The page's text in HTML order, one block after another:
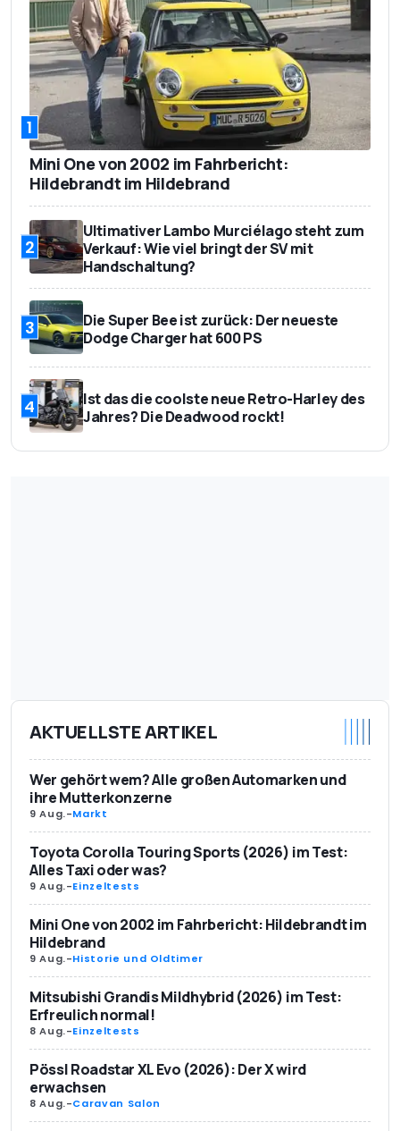
1
Mini One von 2002 im Fahrbericht:
Hildebrandt im Hildebrand
2
Ultimativer Lambo Murciélago steht zum
Verkauf: Wie viel bringt der SV mit
Handschaltung?
3
Die Super Bee ist zurück: Der neueste
Dodge Charger hat 600 PS
4
Ist das die coolste neue Retro-Harley des
Jahres? Die Deadwood rockt!
AKTUELLSTE ARTIKEL
Wer gehört wem? Alle großen Automarken und
ihre Mutterkonzerne
9 Aug.-Markt
Toyota Corolla Touring Sports (2026) im Test:
Alles Taxi oder was?
9 Aug.-Einzeltests
Mini One von 2002 im Fahrbericht: Hildebrandt im
Hildebrand
9 Aug.-Historie und Oldtimer
Mitsubishi Grandis Mildhybrid (2026) im Test:
Erfreulich normal!
8 Aug.-Einzeltests
Pössl Roadstar XL Evo (2026): Der X wird
erwachsen
8 Aug.-Caravan Salon